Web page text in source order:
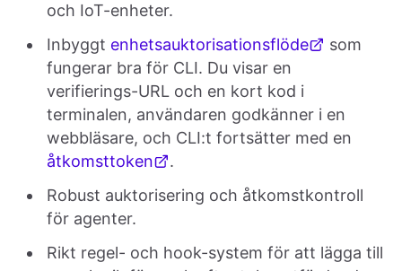
och IoT-enheter.
Inbyggt enhetsauktorisationsflöde
som
fungerar bra för CLI. Du visar en
verifierings-URL och en kort kod i
terminalen, användaren godkänner i en
webbläsare, och CLI:t fortsätter med en
åtkomsttoken
.
Robust auktorisering och åtkomstkontroll
för agenter.
Rikt regel- och hook-system för att lägga till